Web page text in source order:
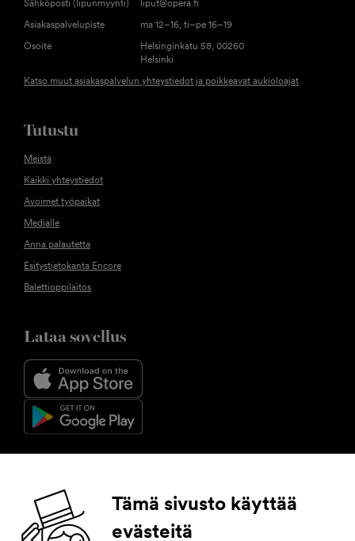
Sähköposti (lipunmyynti)
liput@opera.fi
Asiakaspalvelupiste
ma 12–16, ti–pe 16–19
Osoite
Helsinginkatu 58, 00260
Helsinki
Katso muut asiakaspalvelun yhteystiedot ja poikkeavat aukioloajat
Tutustu
Meistä
Kaikki yhteystiedot
Avoimet työpaikat
Medialle
Anna palautetta
Esitystietokanta Encore
Balettioppilaitos
Lataa sovellus
Tämä sivusto käyttää
evästeitä